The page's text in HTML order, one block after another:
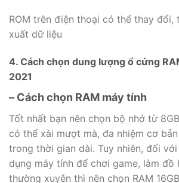
ROM trên điện thoại có thể thay đổi,
xuất dữ liệu
4. Cách chọn dung lượng ổ cứng
2021
– Cách chọn RAM máy tính
Tốt nhất bạn nên chọn bộ nhớ từ
có thể xài mượt mà, đa nhiệm cơ
trong thời gian dài. Tuy nhiên, đối
dụng máy tính để chơi game, làm đồ
thường xuyên thì nên chọn RAM